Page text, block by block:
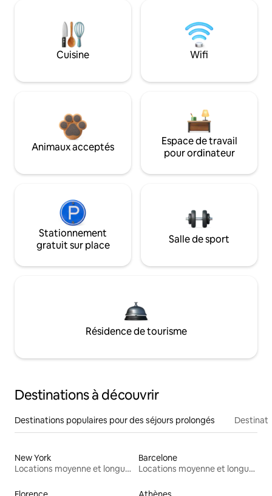
Cuisine Wifi
Animaux acceptés
Espace de travail
pour ordinateur
Stationnement
gratuit sur place
Salle de sport
Résidence de tourisme
Destinations à découvrir
Destinations populaires pour des séjours prolongés
New York
Locations moyenne et longue durée
Barcelone
Locations moyenne et longue durée